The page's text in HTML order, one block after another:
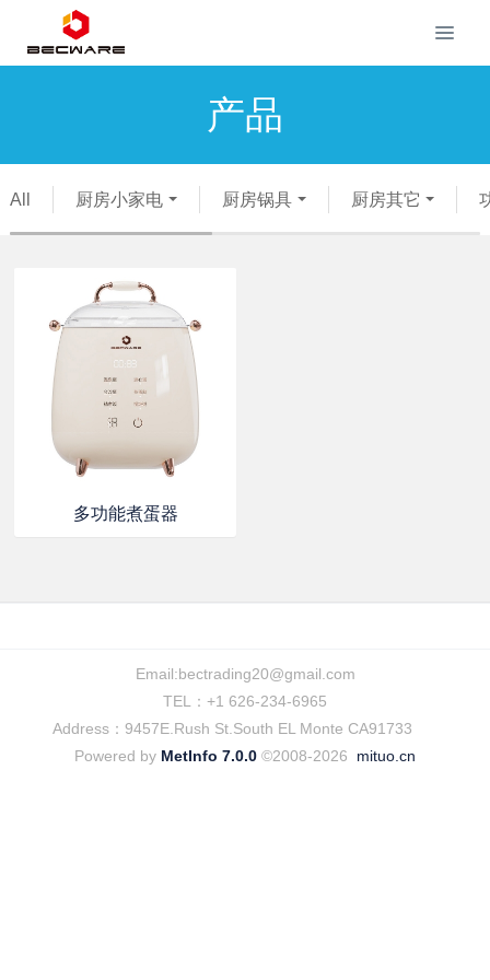
产品
All 厨房小家电 厨房锅具 厨房其它
多功能煮蛋器
Email:bectrading20@gmail.com
TEL：+1 626-234-6965
Address：9457E.Rush St.South EL Monte CA91733
Powered by MetInfo 7.0.0 ©2008-2026 mituo.cn